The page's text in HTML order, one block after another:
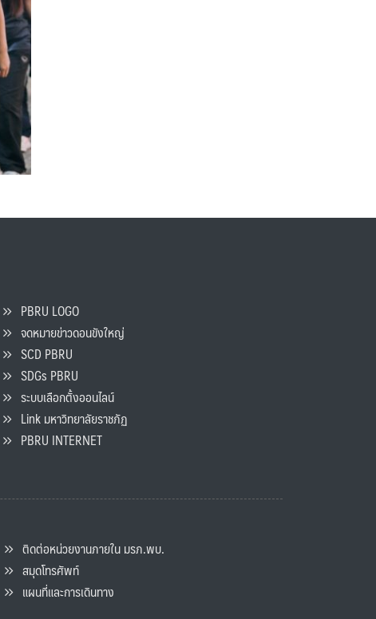
PBRU LOGO
จดหมายข่าวดอนขังใหญ่
SCD PBRU
SDGs PBRU
ระบบเลือกตั้งออนไลน์
Link มหาวิทยาลัยราชภัฏ
PBRU INTERNET
ติดต่อหน่วยงานภายใน มรภ.พบ.
สมุดโทรศัพท์
แผนที่และการเดินทาง